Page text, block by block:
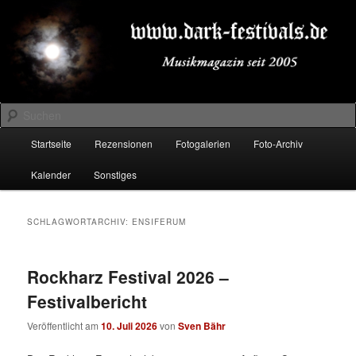
primären
Inhalt
springen
sekundären
Inhalt
springenDARK-FESTIVALS.DE
Suchen
Startseite Rezensionen Fotogalerien Foto-Archiv
Kalender Sonstiges
SCHLAGWORTARCHIV: ENSIFERUM
Rockharz Festival 2026 –
Festivalbericht
Veröffentlicht am10. Juli 2026vonSven Bähr